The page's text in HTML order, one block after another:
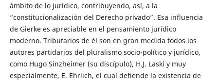
ámbito de lo jurídico, contribuyendo, así, a la
“constitucionalización del Derecho privado”. Esa influencia
de Gierke es apreciable en el pensamiento jurídico
moderno. Tributarios de él son en gran medida todos los
autores partidarios del pluralismo socio-político y jurídico,
como Hugo Sinzheimer (su discípulo), H.J. Laski y muy
especialmente, E. Ehrlich, el cual defiende la existencia de